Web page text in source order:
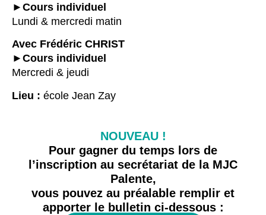
►Cours individuel
Lundi & mercredi matin
Avec Frédéric CHRIST
►Cours individuel
Mercredi & jeudi
Lieu : école Jean Zay
NOUVEAU !
Pour gagner du temps lors de
l’inscription au secrétariat de la MJC
Palente,
vous pouvez au préalable remplir et
apporter le bulletin ci-dessous :